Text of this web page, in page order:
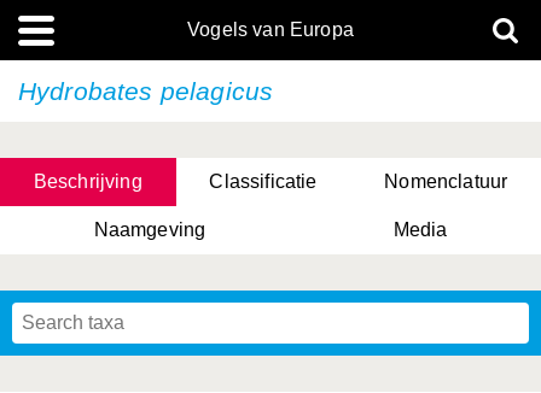
Vogels van Europa
Hydrobates pelagicus
Beschrijving Classificatie Nomenclatuur
Naamgeving Media